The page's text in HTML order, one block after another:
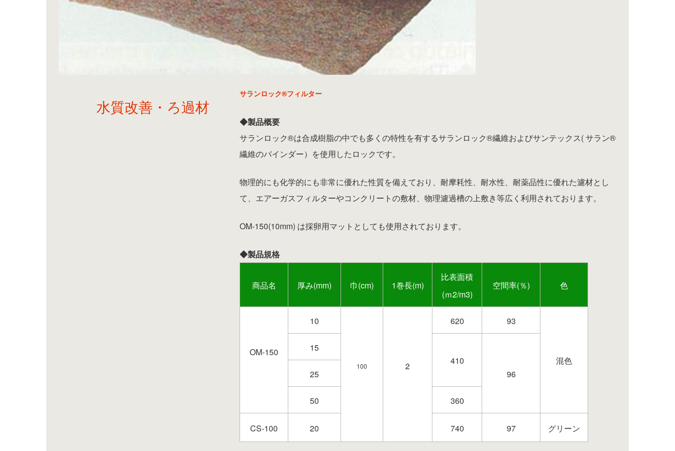
水質改善・ろ過材
サランロック®フィルター
◆製品概要
サランロック®は合成樹脂の中でも多くの特性を有するサランロック®繊維およびサンテックス( サラン®
繊維のバインダー）を使用したロックです。
物理的にも化学的にも非常に優れた性質を備えており、耐摩耗性、耐水性、耐薬品性に優れた濾材とし
て、エアーガスフィルターやコンクリートの敷材、物理濾過槽の上敷き等広く利用されております。
OM-150(10mm) は採卵用マットとしても使用されております。
◆製品規格
商品名 厚み(mm) 巾(cm) 1巻長(m)
比表面積
(ｍ2/m3)
空間率(％) 色
OM-150
10
100 2
620 93
混色
15
410
96
25
50 360
CS-100 20 740 97 グリーン